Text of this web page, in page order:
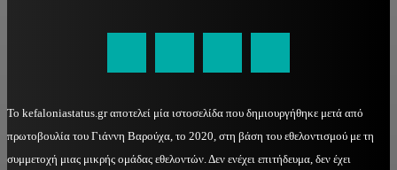
Το kefaloniastatus.gr αποτελεί μία ιστοσελίδα που δημιουργήθηκε μετά από
πρωτοβουλία του Γιάννη Βαρούχα, το 2020, στη βάση του εθελοντισμού με τη
συμμετοχή μιας μικρής ομάδας εθελοντών. Δεν ενέχει επιτήδευμα, δεν έχει